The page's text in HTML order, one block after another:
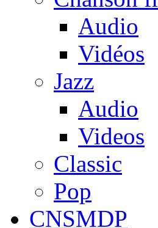
Audio
Vidéos
Jazz
Audio
Videos
Classic
Pop
CNSMDP